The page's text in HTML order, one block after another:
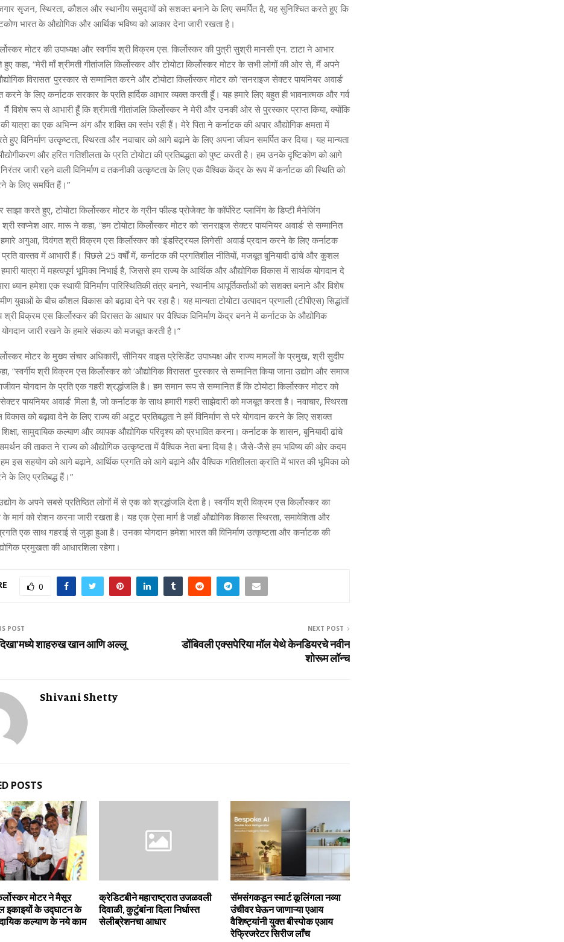
सृजन, स्थिरता, कौशल और स्थानीय समुदायों को सशक्त बनाने के लिए समर्पित है, यह सुनिश्चित करते हुए कि
भारत के औद्योगिक और आर्थिक भविष्य को आकार देना जारी रखता है।
मोटर की उपाध्यक्ष और स्वर्गीय श्री विक्रम एस. किर्लोस्कर की पुत्री सुश्री मानसी एन. टाटा ने आभार
कहा, “मेरी माँ श्रीमती गीतांजलि किर्लोस्कर और टोयोटा किर्लोस्कर मोटर के सभी लोगों की ओर से, मैं अपने
विरासत’ पुरस्कार से सम्मानित करने और टोयोटा किर्लोस्कर मोटर को ‘सनराइज सेक्टर पायनियर अवार्ड’
करने के लिए कर्नाटक सरकार के प्रति हार्दिक आभार व्यक्त करती हूँ। यह हमारे लिए बहुत ही भावनात्मक और गर्व
मैं विशेष रूप से आभारी हूँ कि श्रीमती गीतांजलि किर्लोस्कर ने मेरी और उनकी ओर से पुरस्कार प्राप्त किया, क्योंकि
की यात्रा का एक अभिन्न अंग और शक्ति का स्तंभ रही हैं। मेरे पिता ने कर्नाटक की अपार औद्योगिक क्षमता में
हुए विनिर्माण उत्कृष्टता, स्थिरता और नवाचार को आगे बढ़ाने के लिए अपना जीवन समर्पित कर दिया। यह मान्यता
और हरित गतिशीलता के प्रति टोयोटा की प्रतिबद्धता को पुष्ट करती है। हम उनके दृष्टिकोण को आगे
जारी रहने वाली विनिर्माण व तकनीकी उत्कृष्टता के लिए एक वैश्विक केंद्र के रूप में कर्नाटक की स्थिति को
के लिए समर्पित हैं।”
साझा करते हुए, टोयोटा किर्लोस्कर मोटर के ग्रीन फील्ड प्रोजेक्ट के कॉर्पोरेट प्लानिंग के डिप्टी मैनेजिंग
स्वप्नेश आर. मारू ने कहा, “हम टोयोटा किर्लोस्कर मोटर को ‘सनराइज सेक्टर पायनियर अवार्ड’ से सम्मानित
अगुआ, दिवंगत श्री विक्रम एस किर्लोस्कर को ‘इंडस्ट्रियल लिगेसी’ अवार्ड प्रदान करने के लिए कर्नाटक
वास्तव में आभारी हैं। पिछले 25 वर्षों में, कर्नाटक की प्रगतिशील नीतियों, मजबूत बुनियादी ढांचे और कुशल
यात्रा में महत्वपूर्ण भूमिका निभाई है, जिससे हम राज्य के आर्थिक और औद्योगिक विकास में सार्थक योगदान दे
ध्यान हमेशा एक स्थायी विनिर्माण पारिस्थितिकी तंत्र बनाने, स्थानीय आपूर्तिकर्ताओं को सशक्त बनाने और विशेष
युवाओं के बीच कौशल विकास को बढ़ावा देने पर रहा है। यह मान्यता टोयोटा उत्पादन प्रणाली (टीपीएस) सिद्धांतों
श्री विक्रम एस किर्लोस्कर की विरासत के आधार पर वैश्विक विनिर्माण केंद्र बनने में कर्नाटक के औद्योगिक
योगदान जारी रखने के हमारे संकल्प को मजबूत करती है।”
मोटर के मुख्य संचार अधिकारी, सीनियर वाइस प्रेसिडेंट उपाध्यक्ष और राज्य मामलों के प्रमुख, श्री सुदीप
“स्वर्गीय श्री विक्रम एस किर्लोस्कर को ‘औद्योगिक विरासत’ पुरस्कार से सम्मानित किया जाना उद्योग और समाज
योगदान के प्रति एक गहरी श्रद्धांजलि है। हम समान रूप से सम्मानित हैं कि टोयोटा किर्लोस्कर मोटर को
पायनियर अवार्ड’ मिला है, जो कर्नाटक के साथ हमारी गहरी साझेदारी को मजबूत करता है। नवाचार, स्थिरता
को बढ़ावा देने के लिए राज्य की अटूट प्रतिबद्धता ने हमें विनिर्माण से परे योगदान करने के लिए सशक्त
शिक्षा, सामुदायिक कल्याण और व्यापक औद्योगिक परिदृश्य को प्रभावित करना। कर्नाटक के शासन, बुनियादी ढांचे
की ताकत ने राज्य को औद्योगिक उत्कृष्टता में वैश्विक नेता बना दिया है। जैसे-जैसे हम भविष्य की ओर कदम
इस सहयोग को आगे बढ़ाने, आर्थिक प्रगति को आगे बढ़ाने और वैश्विक गतिशीलता क्रांति में भारत की भूमिका को
के लिए प्रतिबद्ध हैं।”
के अपने सबसे प्रतिष्ठित लोगों में से एक को श्रद्धांजलि देता है। स्वर्गीय श्री विक्रम एस किर्लोस्कर का
मार्ग को रोशन करना जारी रखता है। यह एक ऐसा मार्ग है जहाँ औद्योगिक विकास स्थिरता, समावेशिता और
एक साथ गहराई से जुड़ा हुआ है। उनका योगदान हमेशा भारत की विनिर्माण उत्कृष्टता और कर्नाटक की
प्रमुखता की आधारशिला रहेगा।
0
POST
शाहरुख खान आणि अल्लू
NEXT POST
डोंबिवली एक्सपेरिया मॉल येथे केनडियरचे नवीन
शोरूम लॉन्च
Shivani Shetty
POSTS
मोटर ने मैसूर
इकाइयों के उद्घाटन के
कल्याण के नये काम
क्रेडिटबीने महाराष्ट्रात उजळवली
दिवाळी, कुटुंबांना दिला निर्धास्त
सेलीब्रेशनचा आधार
सॅमसंगकडून स्‍मार्ट कूलिंगला नव्‍या
उंचीवर घेऊन जाणाऱ्या एआय
वैशिष्‍ट्यांनी युक्‍त बीस्‍पोक एआय
रेफ्रिजरेटर सिरीज लाँच